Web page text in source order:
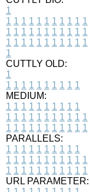
1
1 1 1 1 1 1 1 1 1 1 1
1 1 1 1 1 1 1 1 1 1 1
1 1 1 1 1 1 1 1 1 1 1
1
CUTTLY OLD:
1
1 1 1 1 1 1 1 1 1 1
MEDIUM:
1 1 1 1 1 1 1 1 1 1
1 1 1 1 1 1 1 1 1 1 1
1 1 1 1 1 1 1 1 1 1 1
PARALLELS:
1 1 1 1 1 1 1 1 1 1
1 1 1 1 1 1 1 1 1 1 1
1 1 1 1 1 1 1 1 1 1 1
URL PARAMETER: